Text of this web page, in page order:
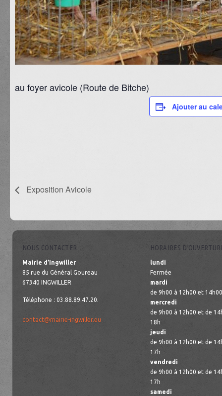
au foyer avicole (Route de Bitche)
Ajouter au
Exposition Avicole
NOUS CONTACTER
Mairie d’Ingwiller
85 rue du Général Goureau
67340 INGWILLER
Téléphone : 03.88.89.47.20.
contact@mairie-ingwiller.eu
HORAIRES
lundi
Fermée
mardi
de 9h00 à 12h00 et
mercredi
de 9h00 à 12h00 et de
18h
jeudi
de 9h00 à 12h00 et de
17h
vendredi
de 9h00 à 12h00 et de
17h
samedi